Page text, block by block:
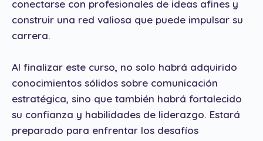
conectarse con profesionales de ideas afines y
construir una red valiosa que puede impulsar su
carrera.
Al finalizar este curso, no solo habrá adquirido
conocimientos sólidos sobre comunicación
estratégica, sino que también habrá fortalecido
su confianza y habilidades de liderazgo. Estará
preparado para enfrentar los desafíos